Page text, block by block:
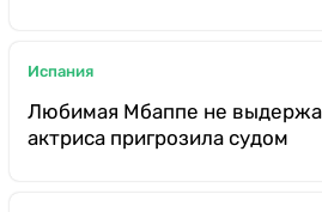
Испания
Любимая Мбаппе не
актриса пригрозила судом